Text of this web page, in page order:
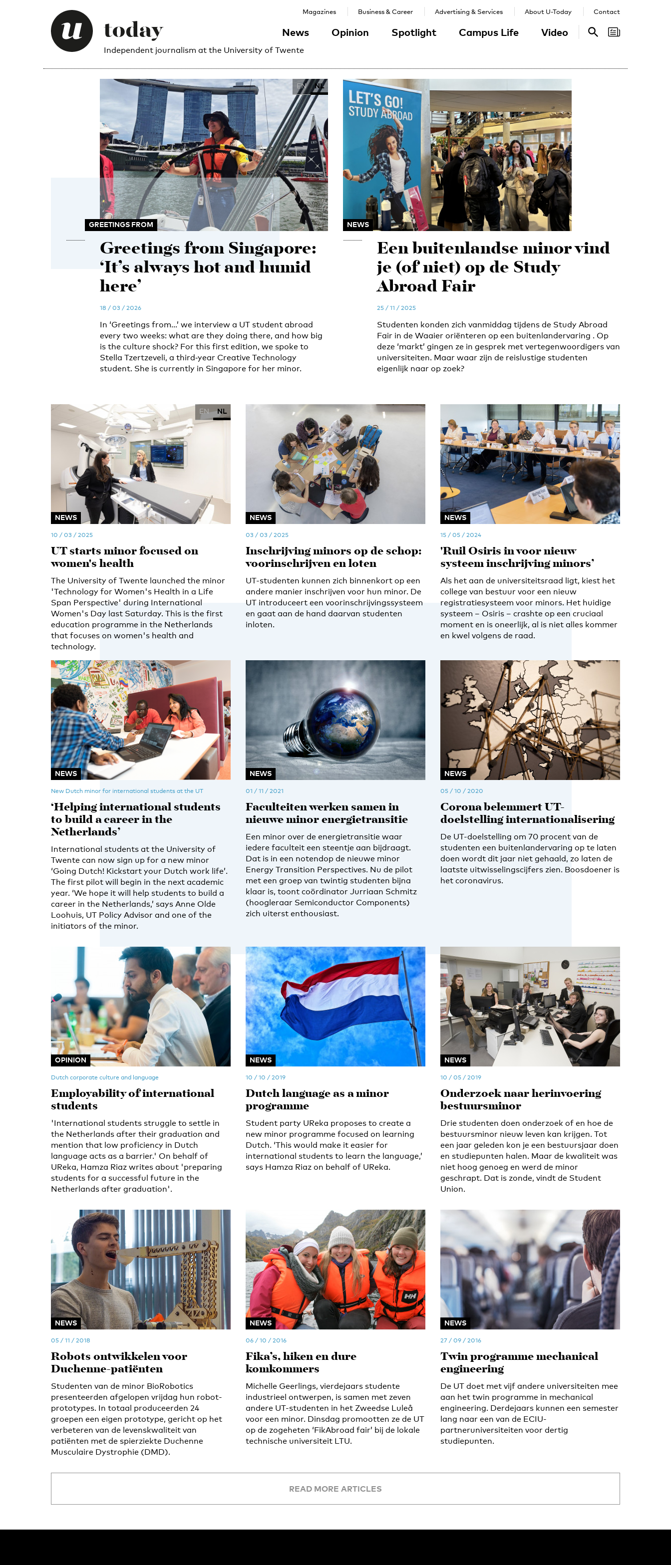
Independent journalism at the University of Twente
News Opinion Spotlight Campus Life Video
Magazines Business & Career Advertising & Services About U-Today Contact
Search
EN NL
GREETINGS FROM
Greetings from Singapore:
‘It’s always hot and humid
here’
18 / 03 / 2026
In ‘Greetings from…’ we interview a UT student abroad
every two weeks: what are they doing there, and how big
is the culture shock? For this first edition, we spoke to
Stella Tzertzeveli, a third‑year Creative Technology
student. She is currently in Singapore for her minor.
NEWS
Een buitenlandse minor vind
je (of niet) op de Study
Abroad Fair
25 / 11 / 2025
Studenten konden zich vanmiddag tijdens de Study Abroad
Fair in de Waaier oriënteren op een buitenlandervaring . Op
deze ‘markt’ gingen ze in gesprek met vertegenwoordigers van
universiteiten. Maar waar zijn de reislustige studenten
eigenlijk naar op zoek?
EN NL
NEWS
10 / 03 / 2025
UT starts minor focused on
women's health
The University of Twente launched the minor
'Technology for Women's Health in a Life
Span Perspective' during International
Women's Day last Saturday. This is the first
education programme in the Netherlands
that focuses on women's health and
technology.
NEWS
03 / 03 / 2025
Inschrijving minors op de schop:
voorinschrijven en loten
UT-studenten kunnen zich binnenkort op een
andere manier inschrijven voor hun minor. De
UT introduceert een voorinschrijvingssysteem
en gaat aan de hand daarvan studenten
inloten.
NEWS
15 / 05 / 2024
'Ruil Osiris in voor nieuw
systeem inschrijving minors’
Als het aan de universiteitsraad ligt, kiest het
college van bestuur voor een nieuw
registratiesysteem voor minors. Het huidige
systeem – Osiris – crashte op een cruciaal
moment en is oneerlijk, al is niet alles kommer
en kwel volgens de raad.
NEWS
New Dutch minor for international students at the UT
‘Helping international students
to build a career in the
Netherlands’
International students at the University of
Twente can now sign up for a new minor
‘Going Dutch! Kickstart your Dutch work life’.
The first pilot will begin in the next academic
year. ‘We hope it will help students to build a
career in the Netherlands,’ says Anne Olde
Loohuis, UT Policy Advisor and one of the
initiators of the minor.
NEWS
01 / 11 / 2021
Faculteiten werken samen in
nieuwe minor energietransitie
Een minor over de energietransitie waar
iedere faculteit een steentje aan bijdraagt.
Dat is in een notendop de nieuwe minor
Energy Transition Perspectives. Nu de pilot
met een groep van twintig studenten bijna
klaar is, toont coördinator Jurriaan Schmitz
(hoogleraar Semiconductor Components)
zich uiterst enthousiast.
NEWS
05 / 10 / 2020
Corona belemmert UT-
doelstelling internationalisering
De UT-doelstelling om 70 procent van de
studenten een buitenlandervaring op te laten
doen wordt dit jaar niet gehaald, zo laten de
laatste uitwisselingscijfers zien. Boosdoener is
het coronavirus.
OPINION
Dutch corporate culture and language
Employability of international
students
'International students struggle to settle in
the Netherlands after their graduation and
mention that low proficiency in Dutch
language acts as a barrier.' On behalf of
UReka, Hamza Riaz writes about 'preparing
students for a successful future in the
Netherlands after graduation'.
NEWS
10 / 10 / 2019
Dutch language as a minor
programme
Student party UReka proposes to create a
new minor programme focused on learning
Dutch. ‘This would make it easier for
international students to learn the language,’
says Hamza Riaz on behalf of UReka.
NEWS
10 / 05 / 2019
Onderzoek naar herinvoering
bestuursminor
Drie studenten doen onderzoek of en hoe de
bestuursminor nieuw leven kan krijgen. Tot
een jaar geleden kon je een bestuursjaar doen
en studiepunten halen. Maar de kwaliteit was
niet hoog genoeg en werd de minor
geschrapt. Dat is zonde, vindt de Student
Union.
NEWS
05 / 11 / 2018
Robots ontwikkelen voor
Duchenne-patiënten
Studenten van de minor BioRobotics
presenteerden afgelopen vrijdag hun robot-
prototypes. In totaal produceerden 24
groepen een eigen prototype, gericht op het
verbeteren van de levenskwaliteit van
patiënten met de spierziekte Duchenne
Musculaire Dystrophie (DMD).
NEWS
06 / 10 / 2016
Fika’s, hiken en dure
komkommers
Michelle Geerlings, vierdejaars studente
industrieel ontwerpen, is samen met zeven
andere UT-studenten in het Zweedse Luleå
voor een minor. Dinsdag promootten ze de UT
op de zogeheten ‘FikAbroad fair’ bij de lokale
technische universiteit LTU.
NEWS
27 / 09 / 2016
Twin programme mechanical
engineering
De UT doet met vijf andere universiteiten mee
aan het twin programme in mechanical
engineering. Derdejaars kunnen een semester
lang naar een van de ECIU-
partneruniversiteiten voor dertig
studiepunten.
READ MORE ARTICLES